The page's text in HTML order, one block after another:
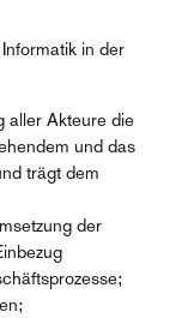
in der
aller Akteure die
und das
trägt dem
der